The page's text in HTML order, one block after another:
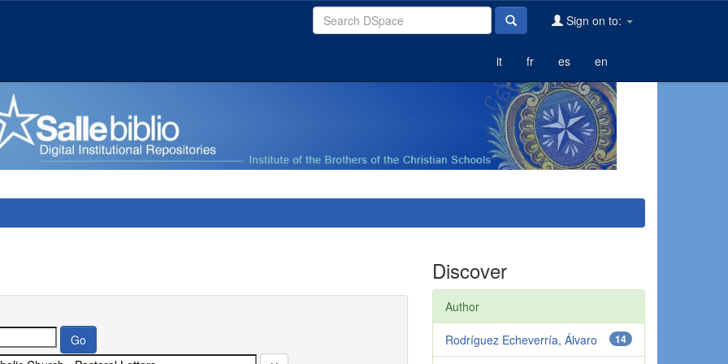
Sign on to:
it fr es en
Discover
Author
14
Rodríguez Echeverría, Álvaro